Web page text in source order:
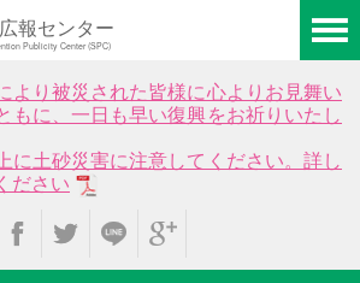
報センター
Publicity Center (SPC)
より被災された皆様に心よりお見舞い
もに、一日も早い復興をお祈りいたし
に土砂災害に注意してください。詳し
ださい